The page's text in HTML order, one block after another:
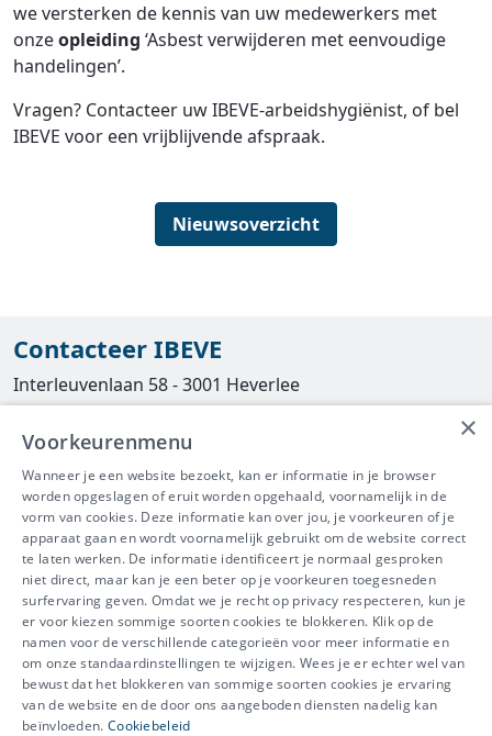
we versterken de kennis van uw medewerkers met
onzeopleiding ‘Asbest verwijderen met eenvoudige
handelingen’.
Vragen? Contacteer uw IBEVE-arbeidshygiënist, of bel
IBEVE voor een vrijblijvende afspraak.
Nieuwsoverzicht
Contacteer IBEVE
Interleuvenlaan 58 - 3001 Heverlee
016/390490
info@ibeve.be
asbest@ibeve.be
Ondernemingsnummer: 0436 612 044
IBEVE maakt deel uit van Groep
IDEWE
Disclaimer-Privacy-Cookiebeleid
×
Voorkeurenmenu
Wanneer je een website bezoekt, kan er informatie in je browser
worden opgeslagen of eruit worden opgehaald, voornamelijk in de
vorm van cookies. Deze informatie kan over jou, je voorkeuren of je
apparaat gaan en wordt voornamelijk gebruikt om de website correct
te laten werken. De informatie identificeert je normaal gesproken
niet direct, maar kan je een beter op je voorkeuren toegesneden
surfervaring geven. Omdat we je recht op privacy respecteren, kun je
er voor kiezen sommige soorten cookies te blokkeren. Klik op de
namen voor de verschillende categorieën voor meer informatie en
om onze standaardinstellingen te wijzigen. Wees je er echter wel van
bewust dat het blokkeren van sommige soorten cookies je ervaring
van de website en de door ons aangeboden diensten nadelig kan
beïnvloeden. Cookiebeleid